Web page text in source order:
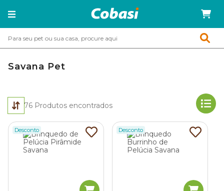
Savana Pet
76 Produtos encontrados
Desconto Desconto